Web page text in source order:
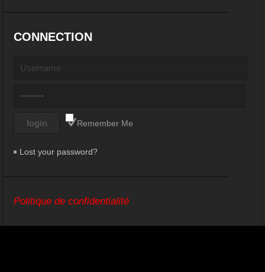
CONNECTION
Remember Me
Lost your password?
Politique de confidentialité